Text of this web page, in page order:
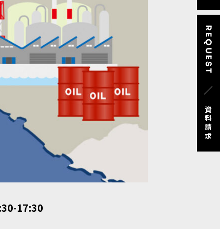
REQUEST
／
資料請求
17:30